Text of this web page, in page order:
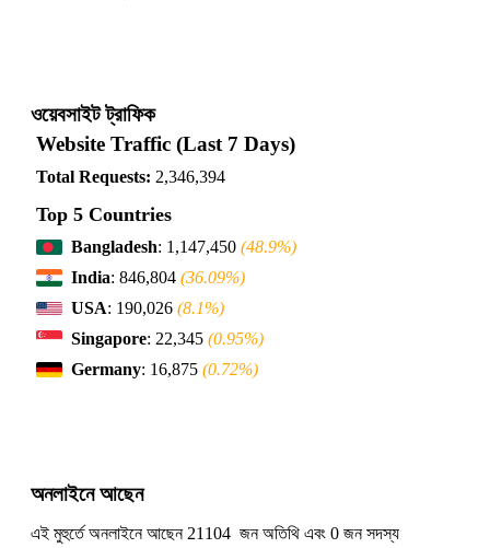
ওয়েবসাইট ট্রাফিক
Website Traffic (Last 7 Days)
Total Requests: 2,346,394
Top 5 Countries
Bangladesh: 1,147,450 (48.9%)
India: 846,804 (36.09%)
USA: 190,026 (8.1%)
Singapore: 22,345 (0.95%)
Germany: 16,875 (0.72%)
অনলাইনে আছেন
এই মুহুর্তে অনলাইনে আছেন 21104 জন অতিথি এবং 0 জন সদস্য